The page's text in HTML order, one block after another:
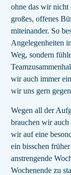
ohne das wir nicht
großes, offenes
miteinander. So
Angelegenheiten
Weg, sondern
wir auch immer
wir uns gern
Wegen all der
brauchen wir
wir auf eine
ein bisschen
anstrengende
Wochenende zu